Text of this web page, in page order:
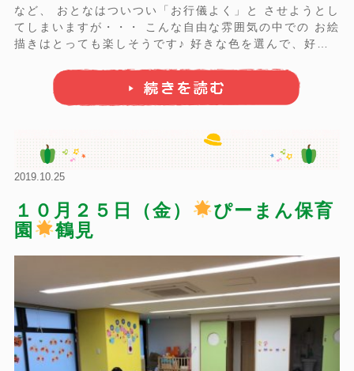
など、 おとなはついつい「お行儀よく」と させようとし
てしまいますが・・・ こんな自由な雰囲気の中での お絵
描きはとっても楽しそうです♪ 好きな色を選んで、好き
2019.10.25
１０月２５日（金）
ぴーまん保育
園
鶴見